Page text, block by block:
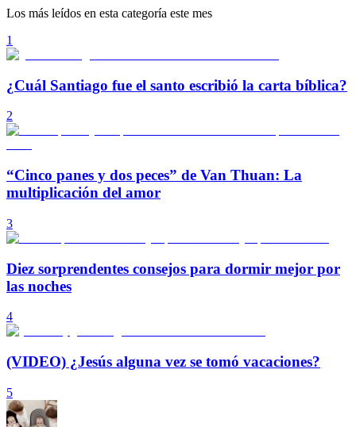
Los más leídos en esta categoría este mes
1
¿Cuál Santiago fue el santo escribió la carta bíblica?
2
“Cinco panes y dos peces” de Van Thuan: La
multiplicación del amor
3
Diez sorprendentes consejos para dormir mejor por
las noches
4
(VIDEO) ¿Jesús alguna vez se tomó vacaciones?
5